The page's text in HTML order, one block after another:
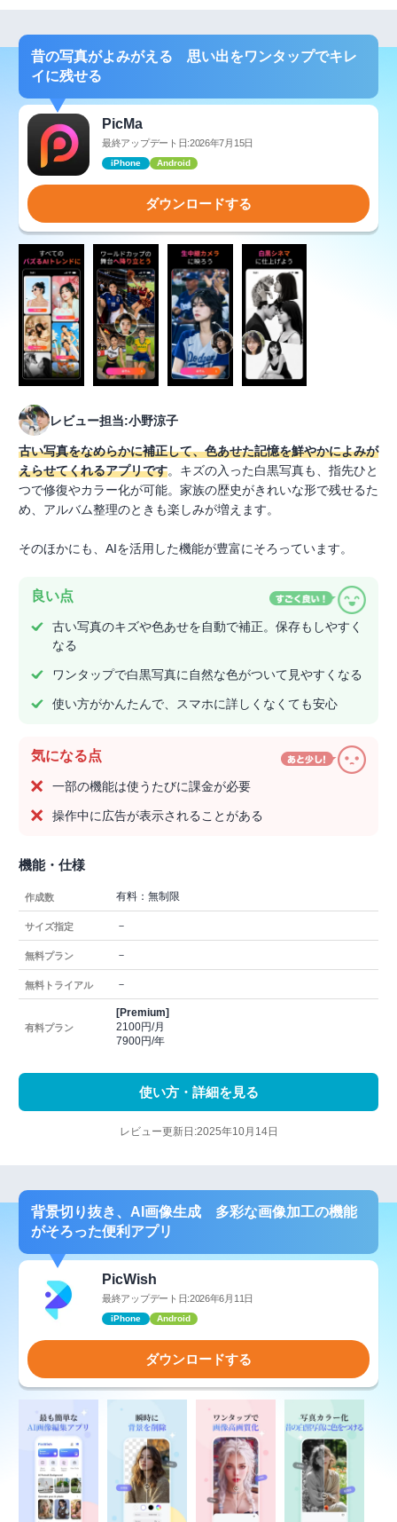
昔の写真がよみがえる 思い出をワンタップでキレ
イに残せる
PicMa
最終アップデート日:2026年7月15日
iPhone Android
ダウンロードする
レビュー担当:小野涼子
古い写真をなめらかに補正して、色あせた記憶を鮮やかによみが
えらせてくれるアプリです。キズの入った白黒写真も、指先ひと
つで修復やカラー化が可能。家族の歴史がきれいな形で残せるた
め、アルバム整理のときも楽しみが増えます。
そのほかにも、AIを活用した機能が豊富にそろっています。
良い点
古い写真のキズや色あせを自動で補正。保存もしやすく
なる
ワンタップで白黒写真に自然な色がついて見やすくなる
使い方がかんたんで、スマホに詳しくなくても安心
気になる点
一部の機能は使うたびに課金が必要
操作中に広告が表示されることがある
機能・仕様
作成数 有料：無制限
サイズ指定 －
無料プラン －
無料トライアル －
有料プラン
[Premium]
2100円/月
7900円/年
使い方・詳細を見る
レビュー更新日:2025年10月14日
背景切り抜き、AI画像生成 多彩な画像加工の機能
がそろった便利アプリ
PicWish
最終アップデート日:2026年6月11日
iPhone Android
ダウンロードする